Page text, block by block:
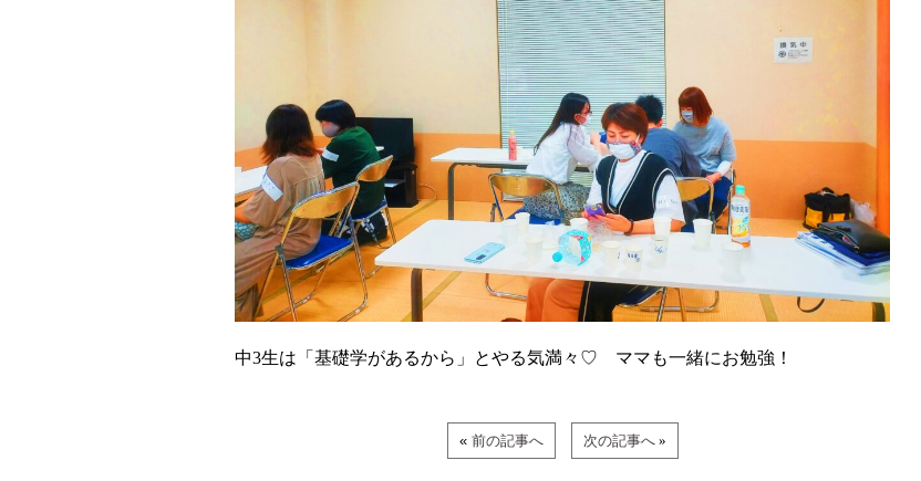
中3生は「基礎学があるから」とやる気満々♡ ママも一緒にお勉強！
« 前の記事へ 次の記事へ»